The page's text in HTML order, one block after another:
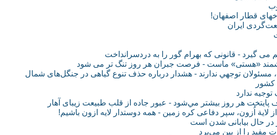
قطار اصفهان!
ایران
می گیرد - قانونی که بهرام گور را به دردسرانداخت
«هستی» ماست - فرصت جبران هر روز تنگ تر می شود
مسئولان توجهي ندارند - هشدار درباره حذف تنوع گیاهی در جنگل‌های شمال
کشور
ندارد
هر روز بيشتر مي‌شود - عبور جاده از قلب طبیعت زیبای آهار
اُزون، سپر دفاعی کره زمین - همه دوستدار لایه ازون باشیم!
را از بین می‌برد